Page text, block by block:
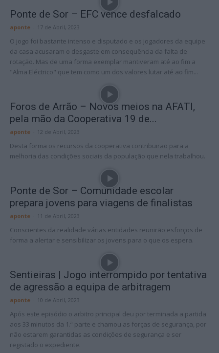
Ponte de Sor – EFC vence desfalcado
aponte 17 de Abril, 2023
O jogo foi bastante intenso e disputado e os jogadores da equipe
da casa acusaram o desgaste em consequência da falta de
rotação. Mas de uma forma exemplar mantiveram até ao fim a
"Alma Eléctrico" que tem como um dos valores lutar até ao fim...
Foros de Arrão – Novos meios na AFATI,
pela mão da Cooperativa 19 de...
aponte 12 de Abril, 2023
Desta forma os recursos da cooperativa contribuirão para a
melhoria das condições sociais da população que nela trabalhou.
Ponte de Sor – Comunidade escolar
prepara jovens para viagens de finalistas
aponte 11 de Abril, 2023
Conscientes da realidade várias entidades reunirão esforços de
forma a alertar e sensibilizar os jovens para o que os espera.
Sentieiras | Jogo interrompido por tentativa
de agressão a equipa de arbitragem
aponte 10 de Abril, 2023
Após este episódio o arbitro principal deu por terminada a partida
aos 33 minutos da 1.ª parte e chamou as forças de segurança, por
não estarem garantidas as condições de segurança e ser
registado o expediente.